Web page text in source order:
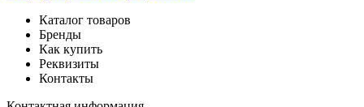
Каталог товаров
Бренды
Как купить
Реквизиты
Контакты